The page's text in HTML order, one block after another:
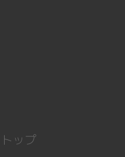
トップ